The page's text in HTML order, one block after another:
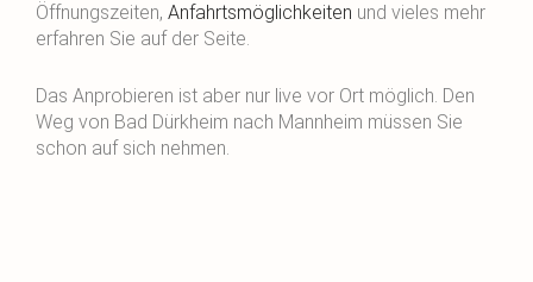
Öffnungszeiten, Anfahrtsmöglichkeiten und vieles mehr
erfahren Sie auf der Seite.
Das Anprobieren ist aber nur live vor Ort möglich. Den
Weg von Bad Dürkheim nach Mannheim müssen Sie
schon auf sich nehmen.